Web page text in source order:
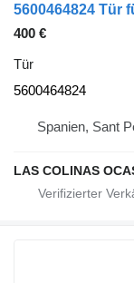
5600464824 Tür
400 €
Tür
5600464824
Spanien, Sant
LAS COLINAS